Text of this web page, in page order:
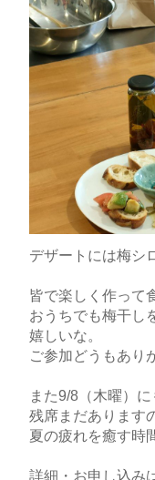
デザートには梅シ
皆で楽しく作って
おうちでも梅干し
嬉しいな。
ご参加どうもあり
また9/8（木曜）
残席まだあります
夏の疲れを癒す時
詳細・お申し込み